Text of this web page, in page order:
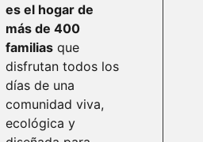
es el hogar de
más de 400
familias que
disfrutan todos los
días de una
comunidad viva,
ecológica y